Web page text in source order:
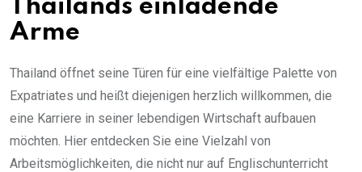
Thailands einladende
Arme
Thailand öffnet seine Türen für eine vielfältige Palette von
Expatriates und heißt diejenigen herzlich willkommen, die
eine Karriere in seiner lebendigen Wirtschaft aufbauen
möchten. Hier entdecken Sie eine Vielzahl von
Arbeitsmöglichkeiten, die nicht nur auf Englischunterricht